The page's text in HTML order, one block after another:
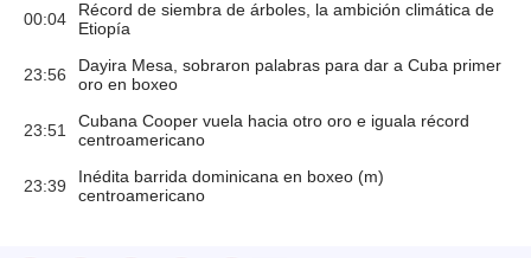
00:04
Récord de siembra de árboles, la ambición climática de
Etiopía
23:56
Dayira Mesa, sobraron palabras para dar a Cuba primer
oro en boxeo
23:51
Cubana Cooper vuela hacia otro oro e iguala récord
centroamericano
23:39
Inédita barrida dominicana en boxeo (m)
centroamericano